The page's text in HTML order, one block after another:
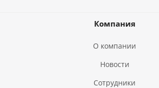
Компания
О компании
Новости
Сотрудники